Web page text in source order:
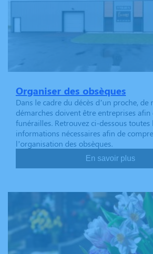
Organiser des obsèques
Dans le cadre du décès d’un proche, de
démarches doivent être entreprises afin
funérailles. Retrouvez ci-dessous toutes
informations nécessaires afin de
l’organisation des obsèques.
En savoir plus